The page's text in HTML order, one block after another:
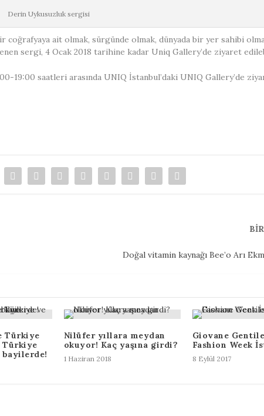
Derin Uykusuzluk sergisi
ait olmak, sürgünde olmak, dünyada bir yer sahibi
sergi, 4 Ocak 2018 tarihine kadar Uniq Gallery’de ziyaret
19:00 saatleri arasında UNIQ İstanbul’daki UNIQ Gallery’de
Doğal vitamin kaynağı Bee’o Arı
Türkiye
Türkiye
bayilerde!
Nilüfer yıllara meydan
okuyor! Kaç yaşına girdi?
1 Haziran 2018
Giovane
Fashion Week
8 Eylül 2017